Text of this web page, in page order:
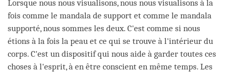
Lorsque nous nous visualisons, nous nous visualisons à la
fois comme le mandala de support et comme le mandala
supporté, nous sommes les deux. C'est comme si nous
étions à la fois la peau et ce qui se trouve à l'intérieur du
corps. C'est un dispositif qui nous aide à garder toutes ces
choses à l'esprit, à en être conscient en même temps. Les